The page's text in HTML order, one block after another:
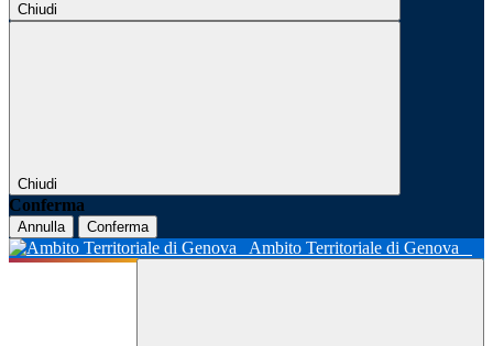
Chiudi
Chiudi
Conferma
Annulla Conferma
Ambito Territoriale di Genova